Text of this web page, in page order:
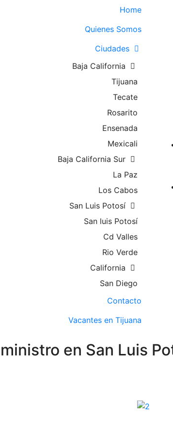
Home
Quienes Somos
Ciudades
Baja California
Tijuana
Tecate
Rosarito
Ensenada
Mexicali
Baja California Sur
La Paz
Los Cabos
San Luis Potosí
San luis Potosí
Cd Valles
Rio Verde
California
San Diego
Contacto
Vacantes en Tijuana
en San Luis